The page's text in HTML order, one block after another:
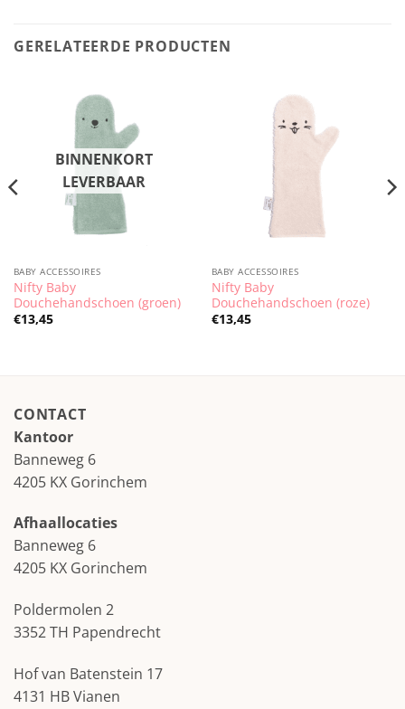
GERELATEERDE PRODUCTEN
BABY ACCESSOIRES
Nifty Baby
Douchehandschoen (groen)
€13,45
BABY ACCESSOIRES
Nifty Baby
Douchehandschoen (roze)
€13,45
CONTACT
Kantoor
Banneweg 6
4205 KX Gorinchem
Afhaallocaties
Banneweg 6
4205 KX Gorinchem
Poldermolen 2
3352 TH Papendrecht
Hof van Batenstein 17
4131 HB Vianen